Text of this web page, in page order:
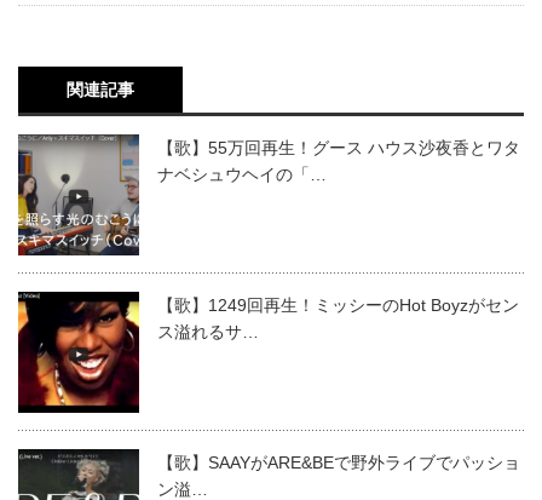
関連記事
【歌】55万回再生！グース ハウス沙夜香とワタ
ナベシュウヘイの「…
【歌】1249回再生！ミッシーのHot Boyzがセン
ス溢れるサ…
【歌】SAAYがARE&BEで野外ライブでパッショ
ン溢…